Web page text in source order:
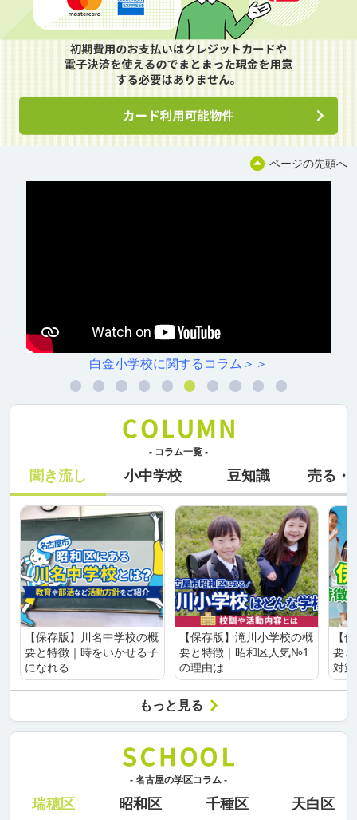
ページの先頭へ
白金小学校に関するコラム＞＞
- コラム一覧 -
聞き流し 小中学校 豆知識 売る・
【保存版】川名中学校の概
要と特徴｜時をいかせる子
になれる
【保存版】滝川小学校の概
要と特徴｜昭和区人気№1
の理由は
【
要
対
もっと見る
- 名古屋の学区コラム -
瑞穂区 昭和区 千種区 天白区